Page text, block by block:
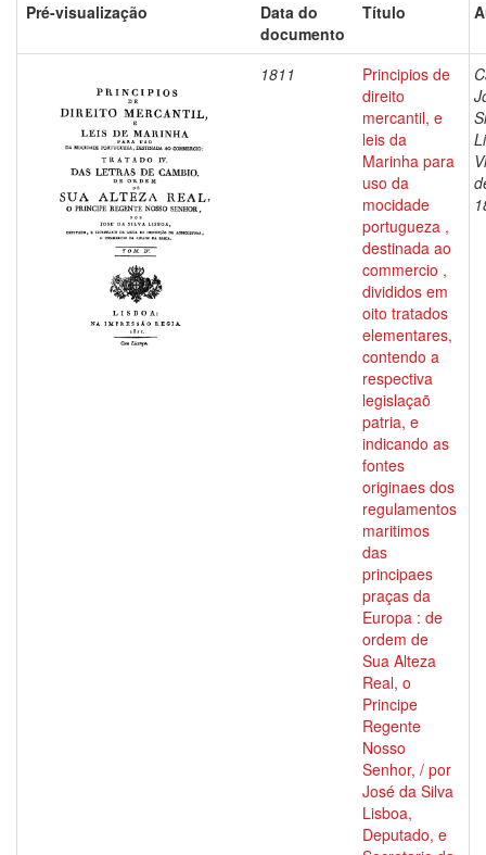
Pré-visualização
Data do
documento
Título
1811
Principios de
direito
mercantil, e
leis da
Marinha para
uso da
mocidade
portugueza ,
destinada ao
commercio ,
divididos em
oito tratados
elementares,
contendo a
respectiva
legislaçaõ
patria, e
indicando as
fontes
originaes dos
regulamentos
maritimos
das
principaes
praças da
Europa : de
ordem de
Sua Alteza
Real, o
Principe
Regente
Nosso
Senhor, / por
José da Silva
Lisboa,
Deputado, e